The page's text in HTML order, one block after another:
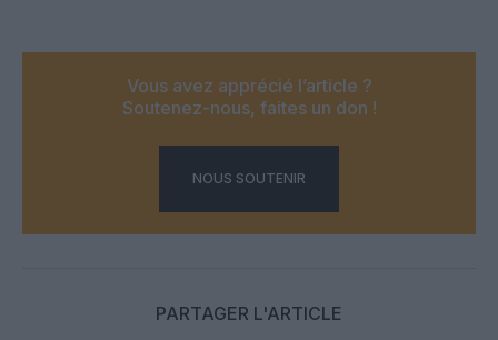
Vous avez apprécié l’article ?
Soutenez-nous, faites un don !
NOUS SOUTENIR
PARTAGER L'ARTICLE